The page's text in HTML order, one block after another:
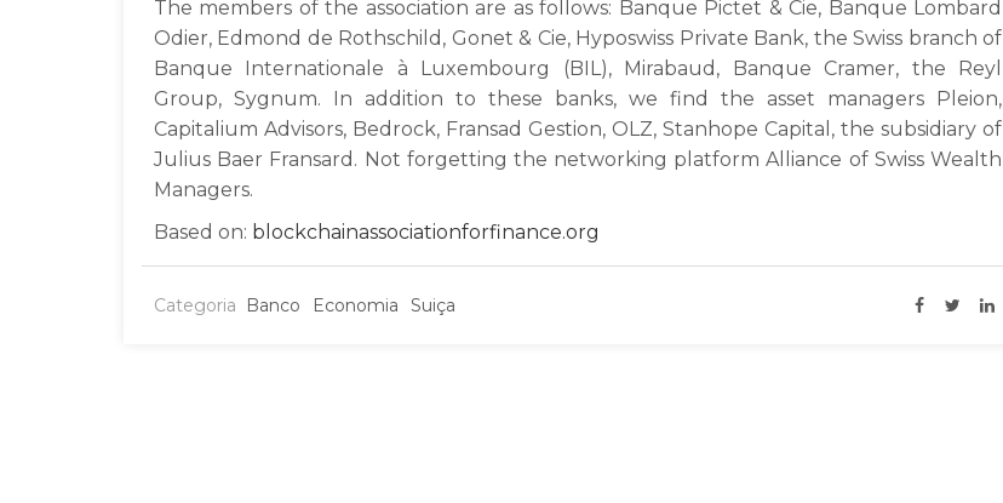
The members of the association are as follows: Banque Pictet & Cie, Banque Lombard
Odier, Edmond de Rothschild, Gonet & Cie, Hyposwiss Private Bank, the Swiss branch of
Banque Internationale à Luxembourg (BIL), Mirabaud, Banque Cramer, the Reyl
Group, Sygnum. In addition to these banks, we find the asset managers Pleion,
Capitalium Advisors, Bedrock, Fransad Gestion, OLZ, Stanhope Capital, the subsidiary of
Julius Baer Fransard. Not forgetting the networking platform Alliance of Swiss Wealth
Managers.
Based on: blockchainassociationforfinance.org
Categoria Banco Economia Suiça